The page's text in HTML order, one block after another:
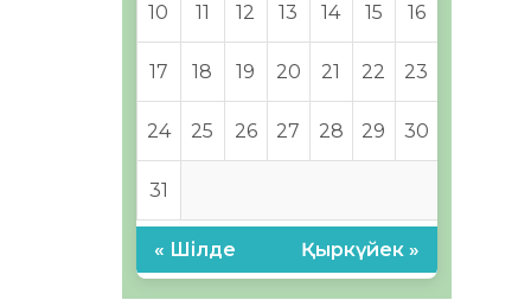
10 11 12 13 14 15 16
17 18 19 20 21 22 23
24 25 26 27 28 29 30
31
« Шілде Қыркүйек »